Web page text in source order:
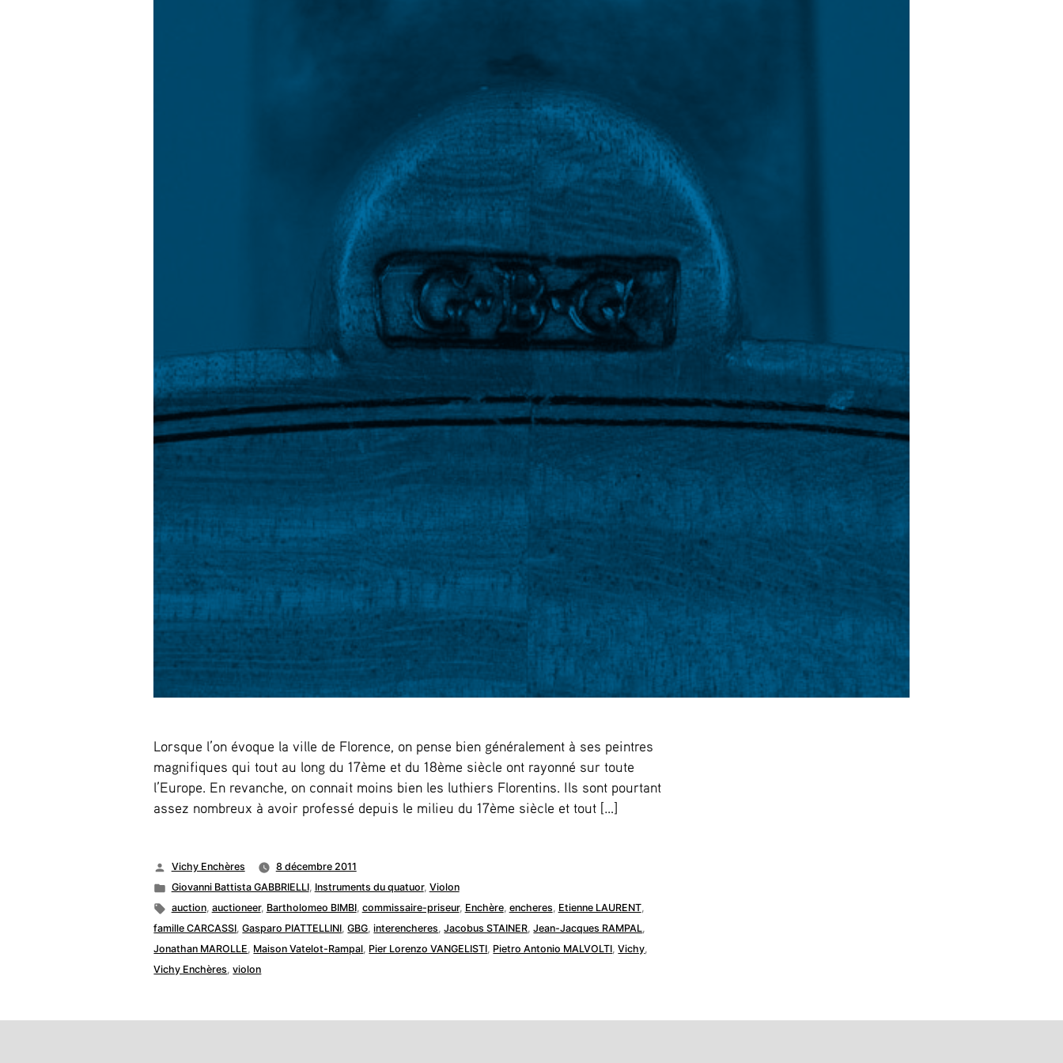
Lorsque l’on évoque la ville de Florence, on pense bien généralement à ses peintres
magnifiques qui tout au long du 17ème et du 18ème siècle ont rayonné sur toute
l’Europe. En revanche, on connait moins bien les luthiers Florentins. Ils sont pourtant
assez nombreux à avoir professé depuis le milieu du 17ème siècle et tout […]
Publié
par
Vichy Enchères
8 décembre 2011
Publié
dans
Giovanni Battista GABBRIELLI, Instruments du quatuor, Violon
Étiquettes :
auction, auctioneer, Bartholomeo BIMBI, commissaire-priseur, Enchère, encheres, Etienne LAURENT,
famille CARCASSI,Gasparo PIATTELLINI,GBG,interencheres,Jacobus STAINER,Jean-Jacques RAMPAL,
Jonathan MAROLLE, Maison Vatelot-Rampal, Pier Lorenzo VANGELISTI, Pietro Antonio MALVOLTI,Vichy,
Vichy Enchères,violon